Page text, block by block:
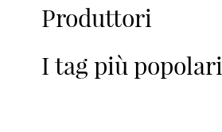
Produttori
I tag più popolari